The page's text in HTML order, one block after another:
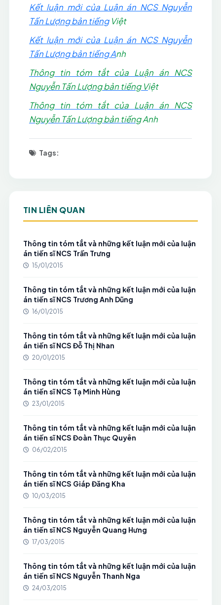
Kết luận mới của Luận án NCS Nguyễn
Tấn Lượng bản tiếngViệt
Kết luận mới của Luận án NCS Nguyễn
Tấn Lượng bản tiếng Anh
Thông tin tóm tắt của Luận án NCS
Nguyễn Tấn Lượng bản tiếng Việt
Thông tin tóm tắt của Luận án NCS
Nguyễn Tấn Lượng bản tiếngAnh
Tags:
TIN LIÊN QUAN
Thông tin tóm tắt và những kết luận mới của luận
án tiến sĩ NCS Trần Trưng
15/01/2015
Thông tin tóm tắt và những kết luận mới của luận
án tiến sĩ NCS Trương Anh Dũng
16/01/2015
Thông tin tóm tắt và những kết luận mới của luận
án tiến sĩ NCS Đỗ Thị Nhan
20/01/2015
Thông tin tóm tắt và những kết luận mới của luận
án tiến sĩ NCS Tạ Minh Hùng
23/01/2015
Thông tin tóm tắt và những kết luận mới của luận
án tiến sĩ NCS Đoàn Thục Quyên
06/02/2015
Thông tin tóm tắt và những kết luận mới của luận
án tiến sĩ NCS Giáp Đăng Kha
10/03/2015
Thông tin tóm tắt và những kết luận mới của luận
án tiến sĩ NCS Nguyễn Quang Hưng
17/03/2015
Thông tin tóm tắt và những kết luận mới của luận
án tiến sĩ NCS Nguyễn Thanh Nga
24/03/2015